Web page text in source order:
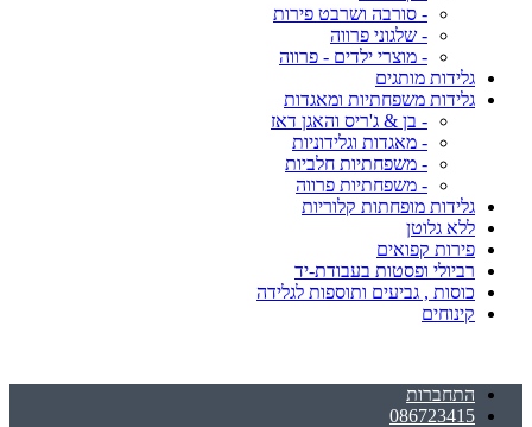
- סורבה ושרבט פירות
- שלגוני פרווה
- מוצרי ילדים - פרווה
גלידות מותגים
גלידות משפחתיות ומאגדות
- בן & ג'ריס והאגן דאז
- מאגדות וגלידוניות
- משפחתיות חלביות
- משפחתיות פרווה
גלידות מופחתות קלוריות
ללא גלוטן
פירות קפואים
רביולי ופסטות בעבודת-יד
כוסות , גביעים ותוספות לגלידה
קינוחים
התחברות
086723415